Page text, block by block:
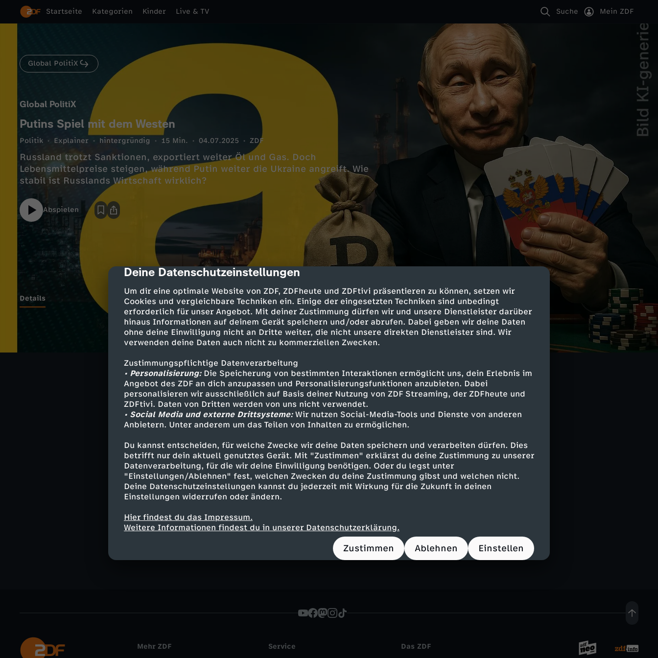
cmp-dialog-description
Deine Datenschutzeinstellungen
Um dir eine optimale Website von ZDF, ZDFheute und ZDFtivi präsentieren zu können, setzen wir
Cookies und vergleichbare Techniken ein. Einige der eingesetzten Techniken sind unbedingt
erforderlich für unser Angebot. Mit deiner Zustimmung dürfen wir und unsere Dienstleister darüber
hinaus Informationen auf deinem Gerät speichern und/oder abrufen. Dabei geben wir deine Daten
ohne deine Einwilligung nicht an Dritte weiter, die nicht unsere direkten Dienstleister sind. Wir
verwenden deine Daten auch nicht zu kommerziellen Zwecken.
Zustimmungspflichtige Datenverarbeitung
• Personalisierung:Die Speicherung von bestimmten Interaktionen ermöglicht uns, dein Erlebnis im
Angebot des ZDF an dich anzupassen und Personalisierungsfunktionen anzubieten. Dabei
personalisieren wir ausschließlich auf Basis deiner Nutzung von ZDF Streaming, der ZDFheute und
ZDFtivi. Daten von Dritten werden von uns nicht verwendet.
• Social Media und externe Drittsysteme:Wir nutzen Social-Media-Tools und Dienste von anderen
Anbietern. Unter anderem um das Teilen von Inhalten zu ermöglichen.
Du kannst entscheiden, für welche Zwecke wir deine Daten speichern und verarbeiten dürfen. Dies
betrifft nur dein aktuell genutztes Gerät. Mit "Zustimmen" erklärst du deine Zustimmung zu unserer
Datenverarbeitung, für die wir deine Einwilligung benötigen. Oder du legst unter
"Einstellungen/Ablehnen" fest, welchen Zwecken du deine Zustimmung gibst und welchen nicht.
Deine Datenschutzeinstellungen kannst du jederzeit mit Wirkung für die Zukunft in deinen
Einstellungen widerrufen oder ändern.
Hier findest du das Impressum.
Weitere Informationen findest du in unserer Datenschutzerklärung.
Zustimmen Ablehnen Einstellen
Startseite Kategorien Kinder Live & TV Suche Mein ZDF
Global PolitiX
Global PolitiX
Putins Spiel mit dem Westen
Politik Explainer hintergründig 15 Min. 04.07.2025 ZDF
Russland trotzt Sanktionen, exportiert weiter Öl und Gas. Doch
Lebensmittelpreise steigen, während Putin weiter die Ukraine angreift. Wie
stabil ist Russlands Wirtschaft wirklich?
Abspielen
Details
Moskau feiert, während auf dem Land die Preise steigen. Trotz westlicher
Sanktionen scheint Russlands Wirtschaft auf den ersten Blick stabil. Doch
Reserven und ein drohender Arbeitskräftemangel stellen Putin vor neue
Herausforderungen.
ZDF-Korrespondent Felix Klauser zeigt ein Land zwischen Schein und Sein. Er
analysiert, wie sich die Sanktionen auswirken, wer profitiert und wer die
Zeche zahlt. Sind die steigenden Preise für Grundnahrungsmittel wie
Kartoffeln ein ernstzunehmendes Warnsignal? Steht Russlands Wirtschaft
womöglich vor dem Kollaps?
Ähnliche Inhalte entdecken
Global PolitiX auslandsjournal
Mehr ZDF Service Das ZDF